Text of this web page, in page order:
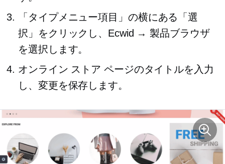
「タイプメニュー項目」の横にある「選
択」をクリックし、Ecwid → 製品ブラウザ
を選択します。
オンライン ストア ページのタイトルを入力
し、変更を保存します。